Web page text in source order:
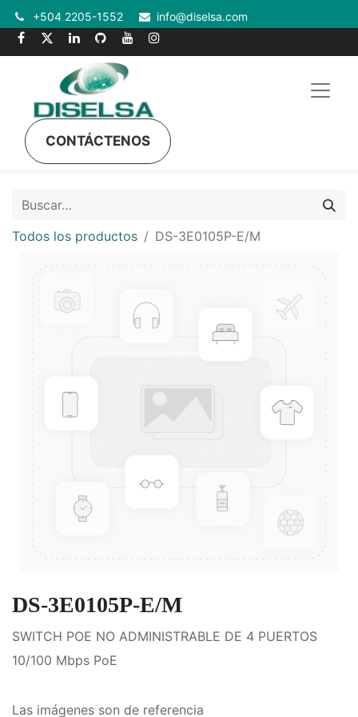
+504 2205-1552 info@diselsa.com
CONTÁCTENOS
Todos los productos DS-3E0105P-E/M
DS-3E0105P-E/M
SWITCH POE NO ADMINISTRABLE DE 4 PUERTOS
10/100 Mbps PoE
Las imágenes son de referencia